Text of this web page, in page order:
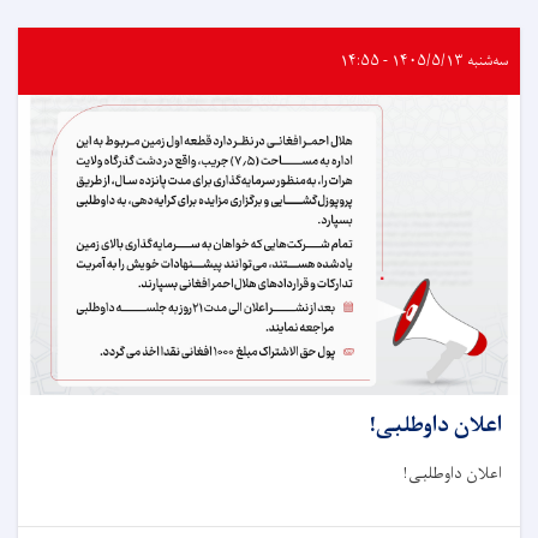
سه‌شنبه ۱۴۰۵/۵/۱۳ - ۱۴:۵۵
اعلان داوطلبی!
اعلان داوطلبی!